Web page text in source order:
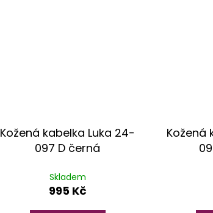
Kožená kabelka Luka 24-
097 D černá
Skladem
995 Kč
Kožená